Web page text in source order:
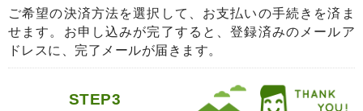
ご希望の決済方法を選択して、お支払いの手続きを済ま
せます。お申し込みが完了すると、登録済みのメールア
ドレスに、完了メールが届きます。
STEP3